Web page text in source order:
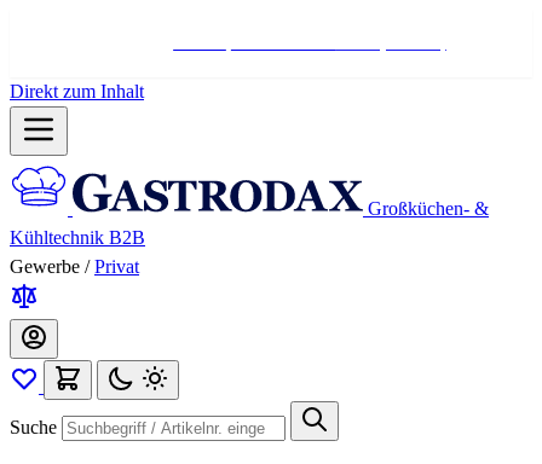
Direkt zum Inhalt
Großküchen- &
Kühltechnik B2B
Gewerbe / Privat
Suche